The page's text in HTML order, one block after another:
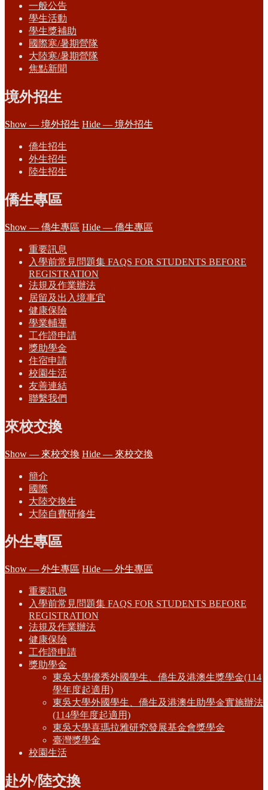
一般公告
學生活動
學生獎補助
國際寒/暑期營隊
大陸寒/暑期營隊
焦點新聞
境外招生
Show — 境外招生 Hide — 境外招生
僑生招生
外生招生
陸生招生
僑生專區
Show — 僑生專區 Hide — 僑生專區
重要訊息
入學前常見問題集 FAQS FOR STUDENTS BEFORE
REGISTRATION
法規及作業辦法
居留及出入境事宜
健康保險
學業輔導
工作證申請
獎助學金
住宿申請
校園生活
友善連結
聯繫我們
來校交換
Show — 來校交換 Hide — 來校交換
簡介
國際
大陸交換生
大陸自費研修生
外生專區
Show — 外生專區 Hide — 外生專區
重要訊息
入學前常見問題集 FAQS FOR STUDENTS BEFORE
REGISTRATION
法規及作業辦法
健康保險
工作證申請
獎助學金
東吳大學優秀外國學生、僑生及港澳生獎學金(114
學年度起適用)
東吳大學外國學生、僑生及港澳生助學金實施辦法
(114學年度起適用)
東吳大學喜瑪拉雅研究發展基金會獎學金
臺灣獎學金
校園生活
赴外/陸交換